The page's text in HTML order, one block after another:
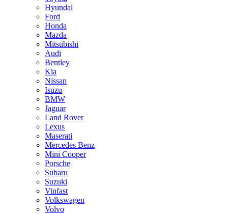
Hyundai
Ford
Honda
Mazda
Mitsubishi
Audi
Bentley
Kia
Nissan
Isuzu
BMW
Jaguar
Land Rover
Lexus
Maserati
Mercedes Benz
Mini Cooper
Porsche
Subaru
Suzuki
Vinfast
Volkswagen
Volvo